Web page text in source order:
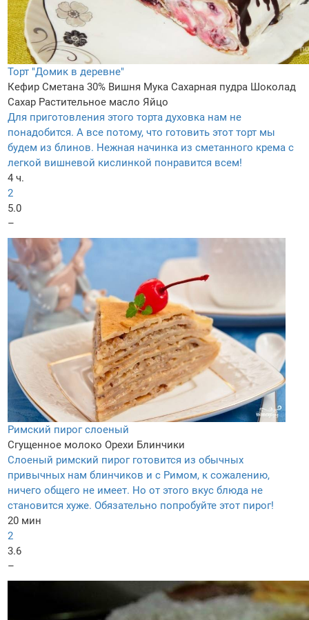
Торт "Домик в деревне"
Кефир Сметана 30% Вишня Мука Сахарная пудра Шоколад
Сахар Растительное масло Яйцо
Для приготовления этого торта духовка нам не
понадобится. А все потому, что готовить этот торт мы
будем из блинов. Нежная начинка из сметанного крема с
легкой вишневой кислинкой понравится всем!
4 ч.
2
5.0
–
Римский пирог слоеный
Сгущенное молоко Орехи Блинчики
Слоеный римский пирог готовится из обычных
привычных нам блинчиков и с Римом, к сожалению,
ничего общего не имеет. Но от этого вкус блюда не
становится хуже. Обязательно попробуйте этот пирог!
20 мин
2
3.6
–